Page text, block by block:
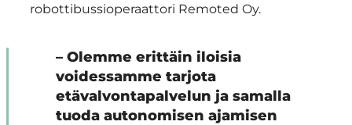
robottibussioperaattori Remoted Oy.
– Olemme erittäin iloisia
voidessamme tarjota
etävalvontapalvelun ja samalla
tuoda autonomisen ajamisen